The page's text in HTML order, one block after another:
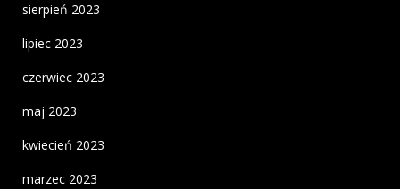
sierpień 2023
lipiec 2023
czerwiec 2023
maj 2023
kwiecień 2023
marzec 2023